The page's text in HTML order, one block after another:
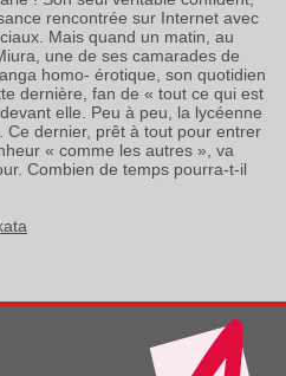
rencontrée sur Internet avec
Mais quand un matin, au
une de ses camarades de
homo- érotique, son quotidien
dernière, fan de « tout ce qui est
elle. Peu à peu, la lycéenne
dernier, prêt à tout pour entrer
« comme les autres », va
Combien de temps pourra-t-il